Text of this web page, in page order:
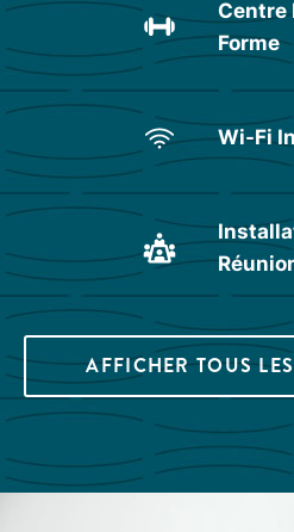
Centre
Forme
Wi-Fi
AFFICHER TOUS